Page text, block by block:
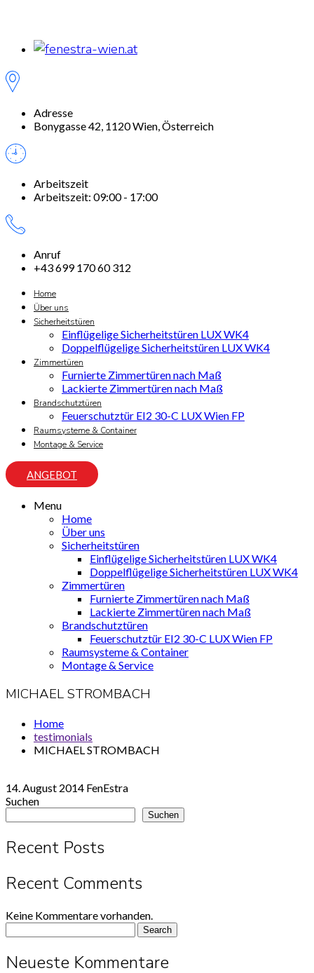
Adresse
Bonygasse 42, 1120 Wien, Österreich
Arbeitszeit
Arbeitszeit: 09:00 - 17:00
Anruf
+43 699 170 60 312
Home
Über uns
Sicherheitstüren
Einflügelige Sicherheitstüren LUX WK4
Doppelflügelige Sicherheitstüren LUX WK4
Zimmertüren
Furnierte Zimmertüren nach Maß
Lackierte Zimmertüren nach Maß
Brandschutztüren
Feuerschutztür EI2 30-C LUX Wien FP
Raumsysteme & Container
Montage & Service
ANGEBOT
Menu
Home
Über uns
Sicherheitstüren
Einflügelige Sicherheitstüren LUX WK4
Doppelflügelige Sicherheitstüren LUX WK4
Zimmertüren
Furnierte Zimmertüren nach Maß
Lackierte Zimmertüren nach Maß
Brandschutztüren
Feuerschutztür EI2 30-C LUX Wien FP
Raumsysteme & Container
Montage & Service
MICHAEL STROMBACH
Home
testimonials
MICHAEL STROMBACH
14. August 2014 FenEstra
Suchen
Suchen
Recent Posts
Recent Comments
Keine Kommentare vorhanden.
Neueste Kommentare